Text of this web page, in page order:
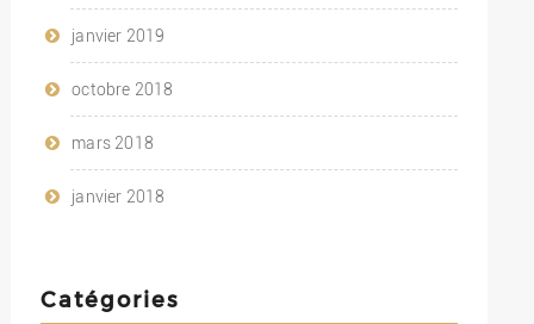
janvier 2019
octobre 2018
mars 2018
janvier 2018
Catégories